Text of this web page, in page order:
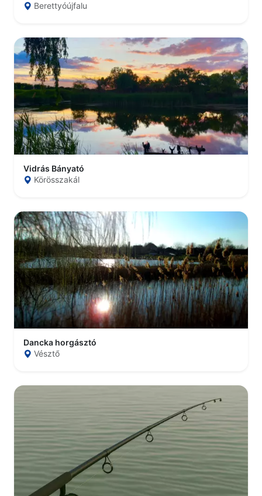
Berettyóújfalu
Vidrás Bányató
Körösszakál
Dancka horgásztó
Vésztő